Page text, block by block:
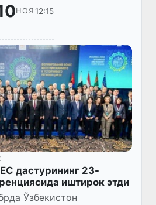
НОЯ 12:15
дастурининг 23-
иштирок этди
Ўзбекистон